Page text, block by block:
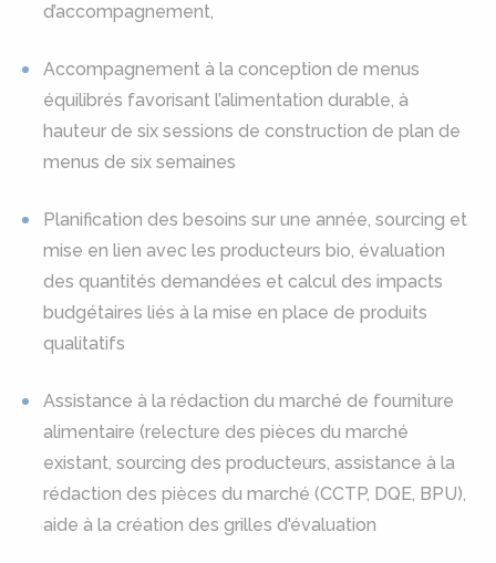
d’accompagnement,
Accompagnement à la conception de menus
équilibrés favorisant l’alimentation durable, à
hauteur de six sessions de construction de plan de
menus de six semaines
Planification des besoins sur une année, sourcing et
mise en lien avec les producteurs bio, évaluation
des quantités demandées et calcul des impacts
budgétaires liés à la mise en place de produits
qualitatifs
Assistance à la rédaction du marché de fourniture
alimentaire (relecture des pièces du marché
existant, sourcing des producteurs, assistance à la
rédaction des pièces du marché (CCTP, DQE, BPU),
aide à la création des grilles d'évaluation